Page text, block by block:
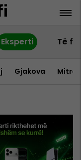
Eksperti Të
Gjakova